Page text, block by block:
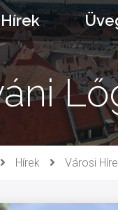
Hírek
Hírek Városi